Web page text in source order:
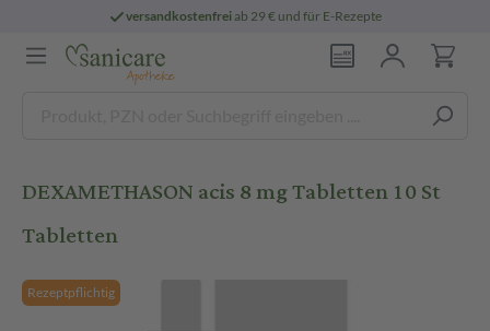
versandkostenfreiab 29 € und für E-Rezepte
DEXAMETHASON acis 8 mg Tabletten 10 St
Tabletten
Rezeptpflichtig